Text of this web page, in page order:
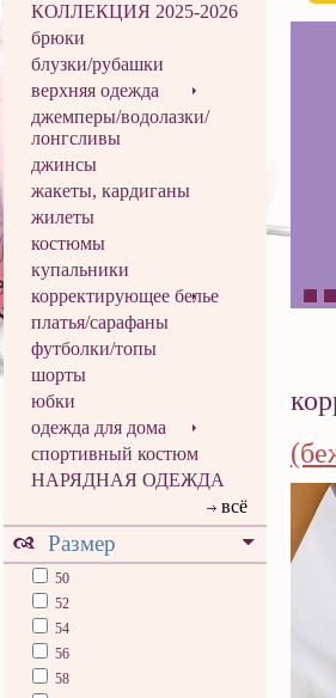
КОЛЛЕКЦИЯ 2025-2026
брюки
блузки/рубашки
верхняя одежда
джемперы/водолазки/
лонгсливы
джинсы
жакеты, кардиганы
жилеты
костюмы
купальники
корректирующее белье
платья/сарафаны
футболки/топы
шорты
юбки
одежда для дома
спортивный костюм
НАРЯДНАЯ ОДЕЖДА
всё
Размер
50
52
54
56
58